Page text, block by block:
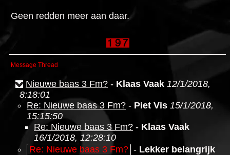
Geen redden meer aan daar.
Message Thread
Nieuwe baas 3 Fm? - Klaas Vaak 12/1/2018,
8:18:01
Re: Nieuwe baas 3 Fm? - Piet Vis 15/1/2018,
15:15:50
Re: Nieuwe baas 3 Fm? - Klaas Vaak
16/1/2018, 12:28:10
Re: Nieuwe baas 3 Fm? - Lekker belangrijk